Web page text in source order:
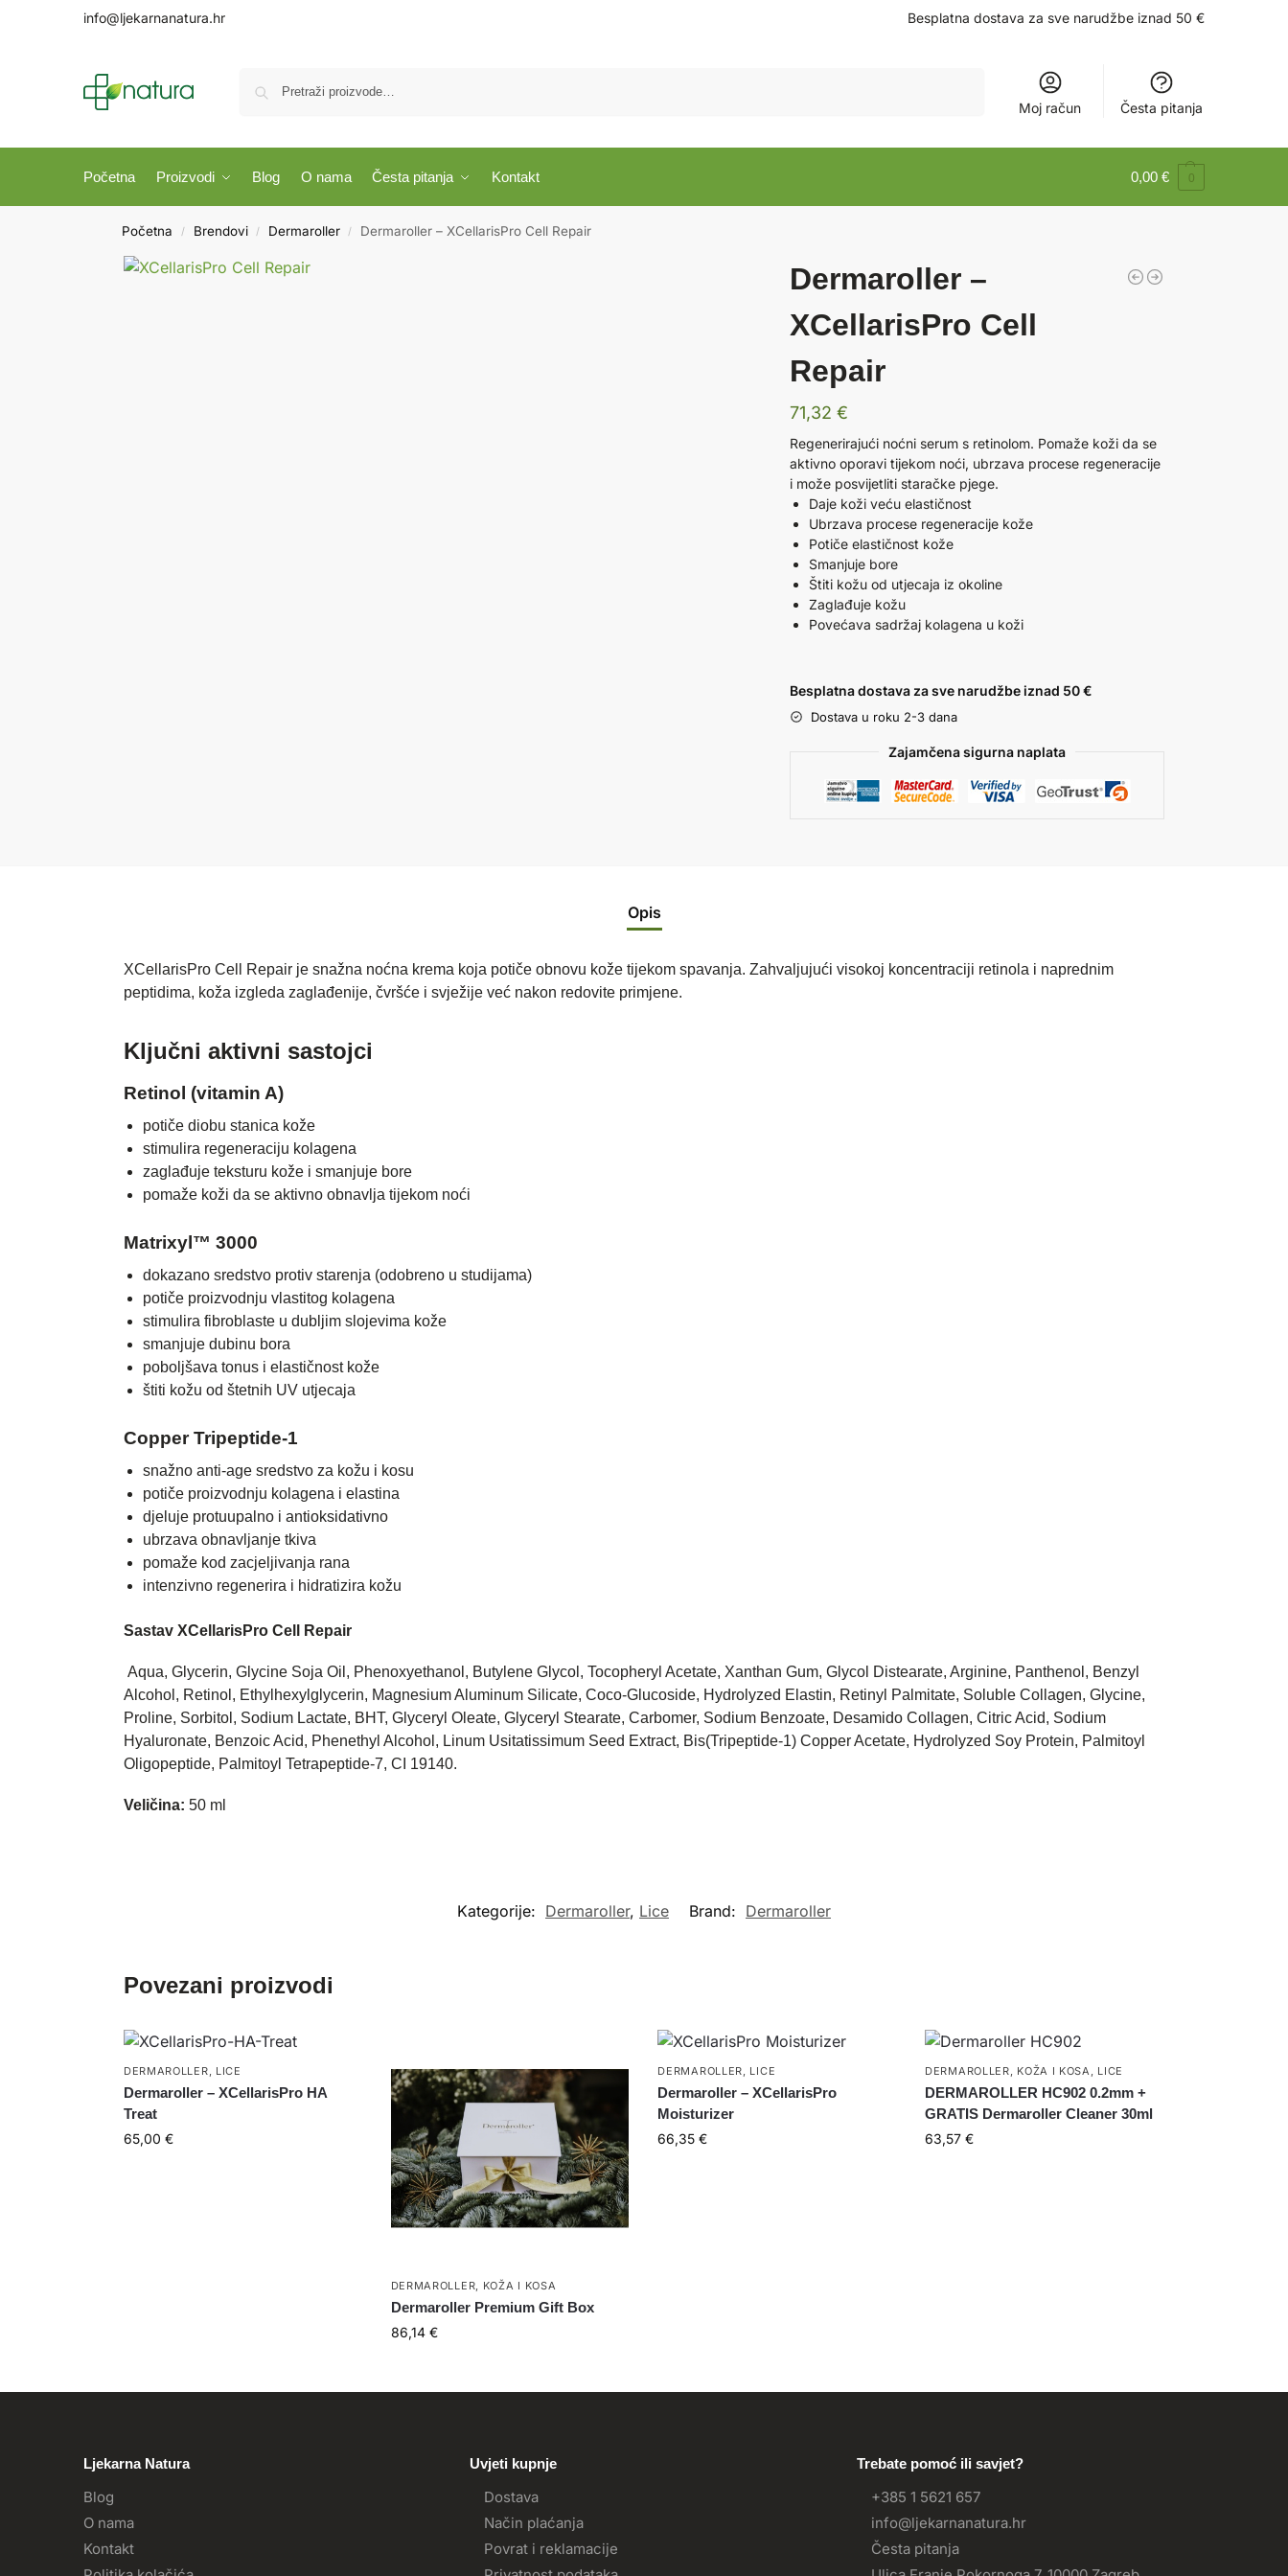
info@ljekarnanatura.hr Besplatna dostava za sve narudžbe iznad 50 €
Moj račun Česta pitanja
Početna Proizvodi Blog O nama Česta pitanja Kontakt 0,00 € 0
Početna / Brendovi / Dermaroller / Dermaroller – XCellarisPro Cell Repair
Dermaroller –
XCellarisPro Cell
Repair
71,32€
Regenerirajući noćni serum s retinolom. Pomaže koži da se
aktivno oporavi tijekom noći, ubrzava procese regeneracije
i može posvijetliti staračke pjege.
Daje koži veću elastičnost
Ubrzava procese regeneracije kože
Potiče elastičnost kože
Smanjuje bore
Štiti kožu od utjecaja iz okoline
Zaglađuje kožu
Povećava sadržaj kolagena u koži
Besplatna dostava za sve narudžbe iznad 50 €
Dostava u roku 2-3 dana
Zajamčena sigurna naplata
Opis
XCellarisPro Cell Repair je snažna noćna krema koja potiče obnovu kože tijekom spavanja. Zahvaljujući visokoj koncentraciji retinola i naprednim
peptidima, koža izgleda zaglađenije, čvršće i svježije već nakon redovite primjene.
Ključni aktivni sastojci
Retinol (vitamin A)
potiče diobu stanica kože
stimulira regeneraciju kolagena
zaglađuje teksturu kože i smanjuje bore
pomaže koži da se aktivno obnavlja tijekom noći
Matrixyl™ 3000
dokazano sredstvo protiv starenja (odobreno u studijama)
potiče proizvodnju vlastitog kolagena
stimulira fibroblaste u dubljim slojevima kože
smanjuje dubinu bora
poboljšava tonus i elastičnost kože
štiti kožu od štetnih UV utjecaja
Copper Tripeptide-1
snažno anti-age sredstvo za kožu i kosu
potiče proizvodnju kolagena i elastina
djeluje protuupalno i antioksidativno
ubrzava obnavljanje tkiva
pomaže kod zacjeljivanja rana
intenzivno regenerira i hidratizira kožu
Sastav XCellarisPro Cell Repair
Aqua, Glycerin, Glycine Soja Oil, Phenoxyethanol, Butylene Glycol, Tocopheryl Acetate, Xanthan Gum, Glycol Distearate, Arginine, Panthenol, Benzyl
Alcohol, Retinol, Ethylhexylglycerin, Magnesium Aluminum Silicate, Coco-Glucoside, Hydrolyzed Elastin, Retinyl Palmitate, Soluble Collagen, Glycine,
Proline, Sorbitol, Sodium Lactate, BHT, Glyceryl Oleate, Glyceryl Stearate, Carbomer, Sodium Benzoate, Desamido Collagen, Citric Acid, Sodium
Hyaluronate, Benzoic Acid, Phenethyl Alcohol, Linum Usitatissimum Seed Extract, Bis(Tripeptide-1) Copper Acetate, Hydrolyzed Soy Protein, Palmitoyl
Oligopeptide, Palmitoyl Tetrapeptide-7, CI 19140.
Veličina: 50 ml
Kategorije: Dermaroller, Lice Brand: Dermaroller
Povezani proizvodi
DERMAROLLER LICE
Dermaroller – XCellarisPro HA
Treat
65,00 €
DERMAROLLER, KOŽA I KOSA
Dermaroller Premium Gift Box
86,14 €
DERMAROLLER LICE
Dermaroller – XCellarisPro
Moisturizer
66,35€
DERMAROLLER KOŽA I KOSA LICE
DERMAROLLER HC902 0.2mm +
GRATIS Dermaroller Cleaner 30ml
63,57€
Ljekarna Natura
Blog
O nama
Kontakt
Uvjeti kupnje
Dostava
Način plaćanja
Povrat i reklamacije
Trebate pomoć ili savjet?
+385 1 5621 657
info@ljekarnanatura.hr
Česta pitanja